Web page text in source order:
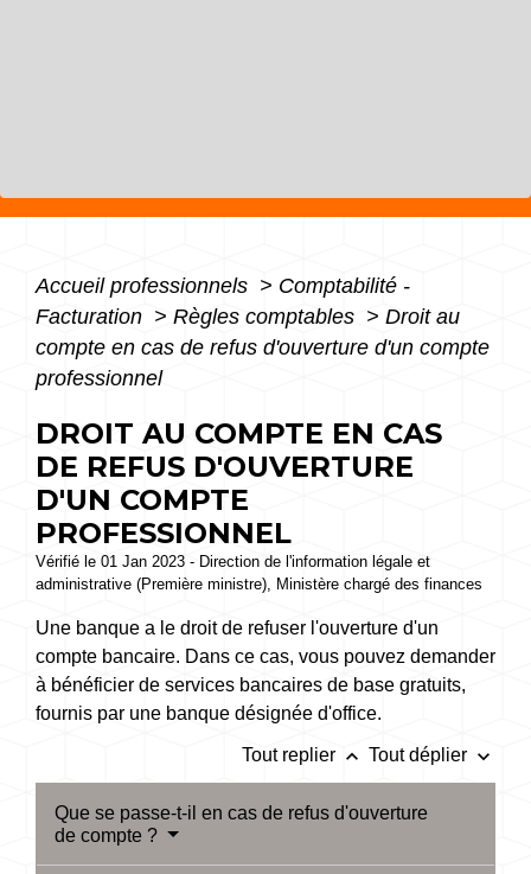
Accueil professionnels > Comptabilité -
Facturation > Règles comptables > Droit au
compte en cas de refus d'ouverture d'un compte
professionnel
DROIT AU COMPTE EN CAS
DE REFUS D'OUVERTURE
D'UN COMPTE
PROFESSIONNEL
Vérifié le 01 Jan 2023 - Direction de l'information légale et
administrative (Première ministre), Ministère chargé des finances
Une banque a le droit de refuser l'ouverture d'un
compte bancaire. Dans ce cas, vous pouvez demander
à bénéficier de services bancaires de base gratuits,
fournis par une banque désignée d'office.
Tout replier keyboard_arrow_up Tout déplier keyboard_arrow_down
Que se passe-t-il en cas de refus d'ouverture
de compte ?